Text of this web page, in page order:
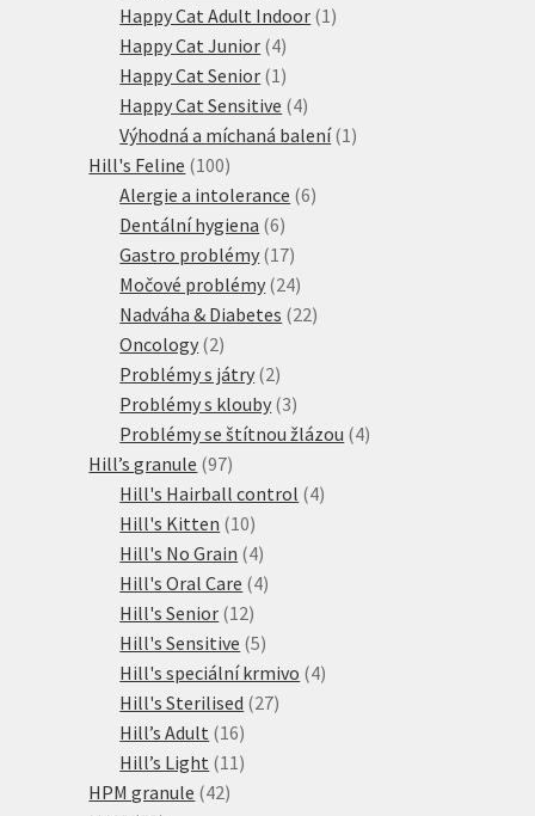
produktů
Happy Cat Adult Indoor 1 1
Happy Cat Junior 44
produkty
Happy Cat Senior 1 1
produkt
Happy Cat Sensitive 44
produkty
Výhodná a míchaná balení 1 1
Hill's Feline 100100
produktů
Alergie a intolerance 66
Dentální hygiena 66
produktů
Gastro problémy 1717
produktů
Močové problémy 2424
produktů
Nadváha & Diabetes 2222
Oncology 22
produkty
Problémy s játry 22
produkty
Problémy s klouby 33
produkty
Problémy se štítnou žlázou 44
Hill’s granule 9797
produktů
Hill's Hairball control 44
Hill's Kitten 1010
produktů
Hill's No Grain 44
produkty
Hill's Oral Care 44
Hill's Senior 1212
produktů
Hill's Sensitive 55
produktů
Hill's speciální krmivo 44
Hill's Sterilised 2727
Hill’s Adult 1616
produktů
Hill’s Light 11 11
HPM granule 4242